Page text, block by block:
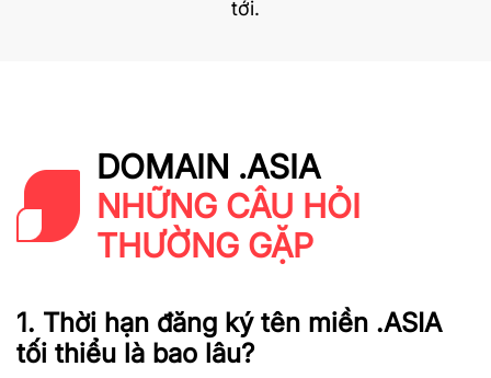
tới.
DOMAIN .ASIA
NHỮNG CÂU HỎI
THƯỜNG GẶP
1. Thời hạn đăng ký tên miền .ASIA
tối thiểu là bao lâu?